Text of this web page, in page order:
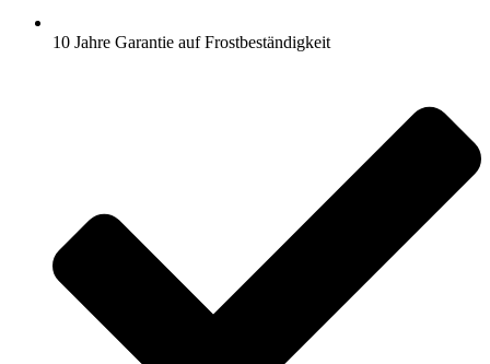
10 Jahre Garantie auf Frostbeständigkeit